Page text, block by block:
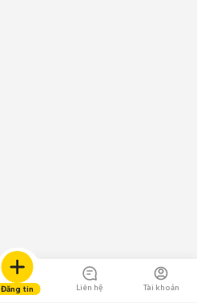
Đăng tin Liên hệ Tài khoản